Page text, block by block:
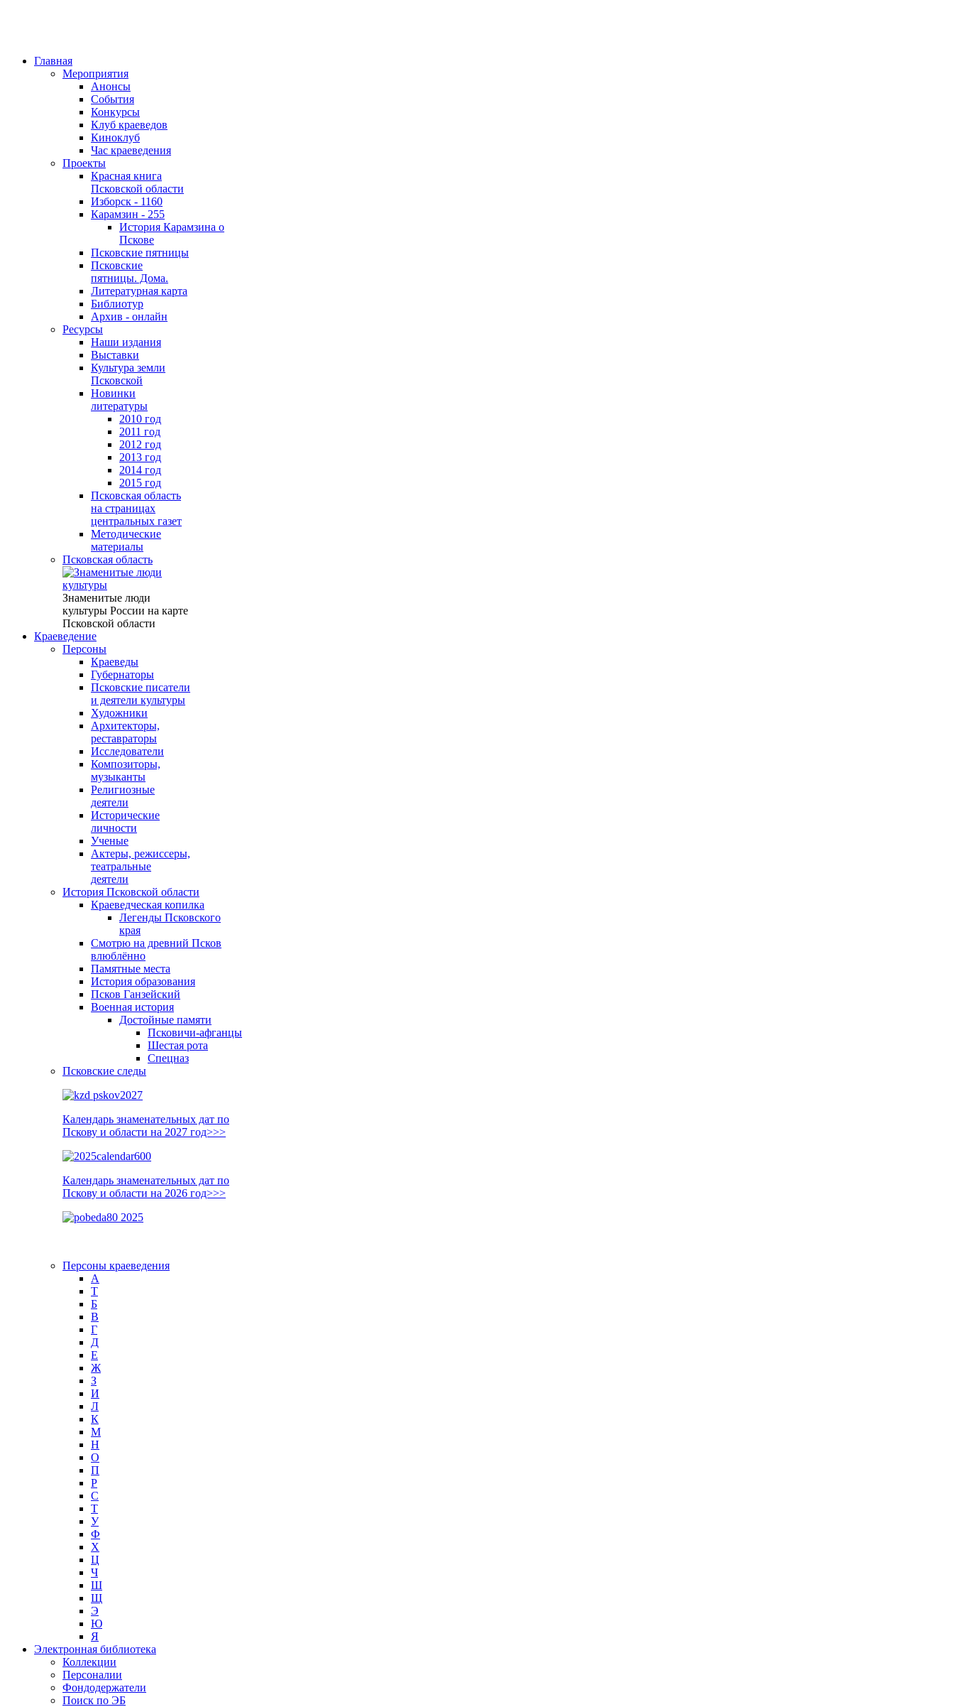
Главная
Мероприятия
Анонсы
События
Конкурсы
Клуб краеведов
Киноклуб
Час краеведения
Проекты
Красная книга
Псковской области
Изборск - 1160
Карамзин - 255
История Карамзина о
Пскове
Псковские пятницы
Псковские
пятницы. Дома.
Литературная карта
Библиотур
Архив - онлайн
Ресурсы
Наши издания
Выставки
Культура земли
Псковской
Новинки
литературы
2010 год
2011 год
2012 год
2013 год
2014 год
2015 год
Псковская область
на страницах
центральных газет
Методические
материалы
Псковская область
Знаменитые люди
культуры России на карте
Псковской области
Краеведение
Персоны
Краеведы
Губернаторы
Псковские писатели
и деятели культуры
Художники
Архитекторы,
реставраторы
Исследователи
Композиторы,
музыканты
Религиозные
деятели
Исторические
личности
Ученые
Актеры, режиссеры,
театральные
деятели
История Псковской области
Краеведческая копилка
Легенды Псковского
края
Смотрю на древний Псков
влюблённо
Памятные места
История образования
Псков Ганзейский
Военная история
Достойные памяти
Псковичи-афганцы
Шестая рота
Спецназ
Псковские следы
Календарь знаменательных дат по
Пскову и области на 2027 год>>>
Календарь знаменательных дат по
Пскову и области на 2026 год>>>
Персоны краеведения
А
T
Б
В
Г
Д
Е
Ж
З
И
Л
К
М
Н
О
П
Р
С
Т
У
Ф
Х
Ц
Ч
Ш
Щ
Э
Ю
Я
Электронная библиотека
Коллекции
Персоналии
Фондодержатели
Поиск по ЭБ